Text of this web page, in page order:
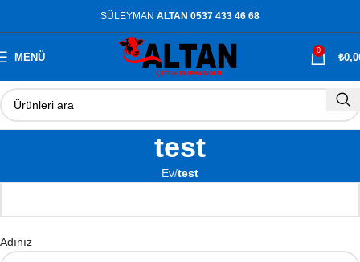
SÜLEYMAN ALTAN 0537 433 46 68
MENÜ
0
₺
test
Ev test
Adınız